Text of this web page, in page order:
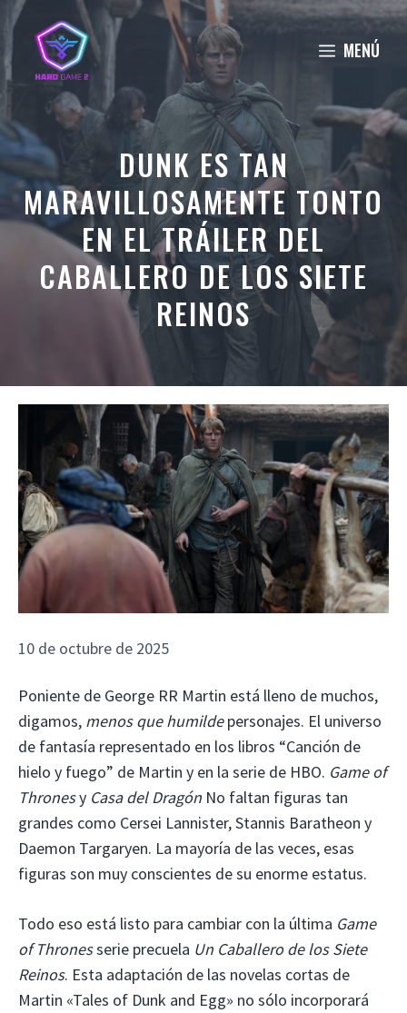
Saltar
contenido
MENÚ
DUNK ES TAN
MARAVILLOSAMENTE TONTO
EN EL TRÁILER DEL
CABALLERO DE LOS SIETE
REINOS
10 de octubre de 2025
Poniente de George RR Martin está lleno de muchos,
digamos, menos que humildepersonajes. El universo
de fantasía representado en los libros “Canción de
hielo y fuego” de Martin y en la serie de HBO. Game of
Thronesy Casa del Dragón No faltan figuras tan
grandes como Cersei Lannister, Stannis Baratheon y
Daemon Targaryen. La mayoría de las veces, esas
figuras son muy conscientes de su enorme estatus.
Todo eso está listo para cambiar con la última Game
of Thronesserie precuela Un Caballero de los Siete
Reinos. Esta adaptación de las novelas cortas de
Martin «Tales of Dunk and Egg» no sólo incorporará